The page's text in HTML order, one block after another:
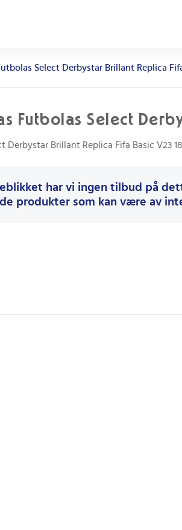
Select Derbystar Brillant Replica
Futbolas Select
Derbystar Brillant Replica Fifa Basic V23
har vi ingen tilbud på
produkter som kan være av